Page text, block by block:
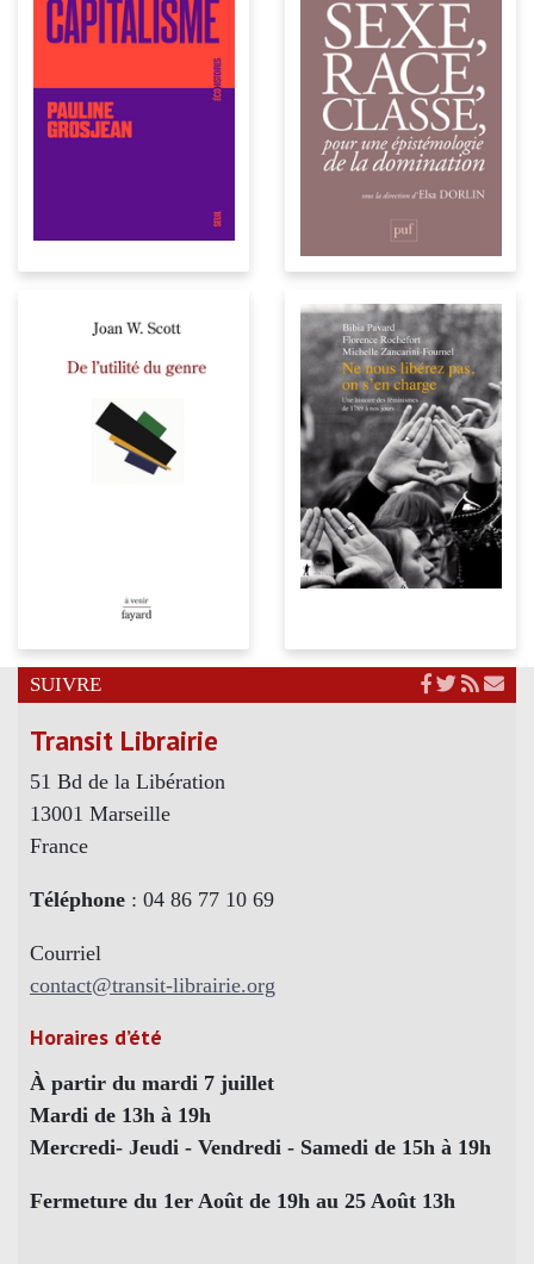
SUIVRE
Transit Librairie
51 Bd de la Libération
13001 Marseille
France
Téléphone : 04 86 77 10 69
Courriel
contact@transit-librairie.org
Horaires d’été
À partir du mardi 7 juillet
Mardi de 13h à 19h
Mercredi- Jeudi - Vendredi - Samedi de 15h à 19h
Fermeture du 1er Août de 19h au 25 Août 13h